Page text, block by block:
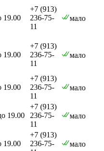
19.00
+7 (913)
236-75-
11
мало
19.00
+7 (913)
236-75-
11
мало
19.00
+7 (913)
236-75-
11
мало
19.00
+7 (913)
236-75-
11
мало
19.00
+7 (913)
236-75-
мало